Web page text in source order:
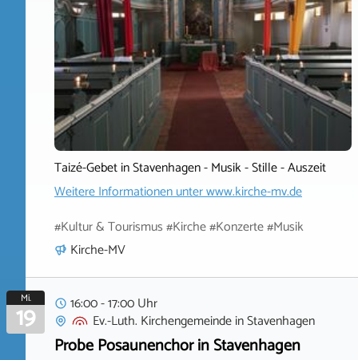
Taizé-Gebet in Stavenhagen - Musik - Stille - Auszeit
Weitere Informationen unterwww.kirche-mv.de
#Kultur & Tourismus #Kirche #Konzerte #Musik
Kirche-MV
Mi.
19
16:00 - 17:00 Uhr
Ev.-Luth. KirchengemeindeinStavenhagen
Probe Posaunenchor in Stavenhagen